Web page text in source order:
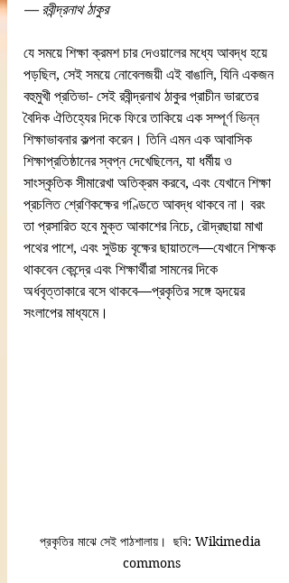
— রবীন্দ্রনাথ ঠাকুর
যে সময়ে শিক্ষা ক্রমশ চার দেওয়ালের মধ্যে আবদ্ধ হয়ে
পড়ছিল, সেই সময়ে নোবেলজয়ী এই বাঙালি, যিনি একজন
বহুমুখী প্রতিভা- সেই রবীন্দ্রনাথ ঠাকুর প্রাচীন ভারতের
বৈদিক ঐতিহ্যের দিকে ফিরে তাকিয়ে এক সম্পূর্ণ ভিন্ন
শিক্ষাভাবনার কল্পনা করেন। তিনি এমন এক আবাসিক
শিক্ষাপ্রতিষ্ঠানের স্বপ্ন দেখেছিলেন, যা ধর্মীয় ও
সাংস্কৃতিক সীমারেখা অতিক্রম করবে, এবং যেখানে শিক্ষা
প্রচলিত শ্রেণিকক্ষের গণ্ডিতে আবদ্ধ থাকবে না। বরং
তা প্রসারিত হবে মুক্ত আকাশের নিচে, রৌদ্রছায়া মাখা
পথের পাশে, এবং সুউচ্চ বৃক্ষের ছায়াতলে—যেখানে শিক্ষক
থাকবেন কেন্দ্রে এবং শিক্ষার্থীরা সামনের দিকে
অর্ধবৃত্তাকারে বসে থাকবে—প্রকৃতির সঙ্গে হৃদয়ের
সংলাপের মাধ্যমে।
প্রকৃতির মাঝে সেই পাঠশালায়।  ছবি: Wikimedia
commons